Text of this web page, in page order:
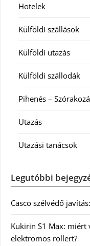
Hotelek
Külföldi szállások
Külföldi utazás
Külföldi szállodák
Pihenés –
Utazás
Utazási tanácsok
Legutóbbi
Casco szélvédő
Kukirin S1 Max: miért
elektromos rollert?